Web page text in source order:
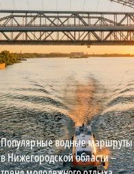
Популярные водные маршруты
в Нижегородской области –